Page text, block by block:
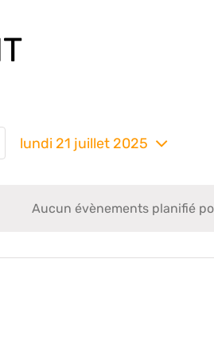
Aucun évènements planifié
lundi 21 juillet 2025
date.